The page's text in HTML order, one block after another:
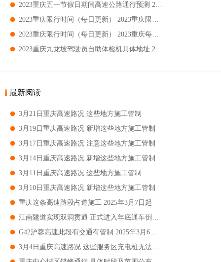
最新阅读
3月21日重庆高速路况 这些地方施工管制
3月19日重庆高速路况 新增这些地方施工管制
3月17日重庆高速路况 注意这些地方施工管制
3月14日重庆高速路况 新增这些地方施工管制
3月11日重庆高速路况 这些地方施工管制
3月10日重庆高速路况 新增这些地方施工管制
重庆这条高速路段占道施工 2025年3月7日起